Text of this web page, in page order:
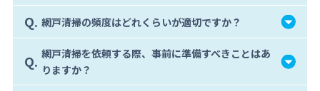
Q. 網戸清掃の頻度はどれくらいが適切ですか？
Q. 網戸清掃を依頼する際、事前に準備すべきことはあ
りますか？